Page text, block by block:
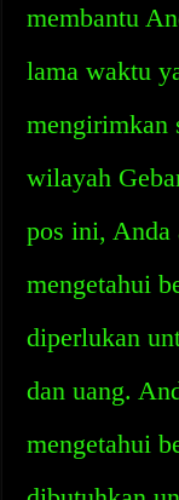
membantu
lama waktu
mengirimkan
wilayah
pos ini, Anda
mengetahui
diperlukan
dan uang.
mengetahui